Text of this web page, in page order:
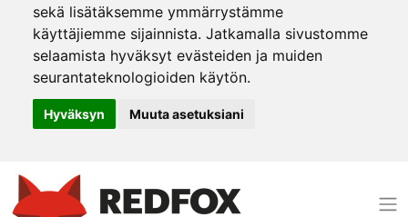
sekä lisätäksemme ymmärrystämme
käyttäjiemme sijainnista. Jatkamalla sivustomme
selaamista hyväksyt evästeiden ja muiden
seurantateknologioiden käytön.
Hyväksyn Muuta asetuksiani